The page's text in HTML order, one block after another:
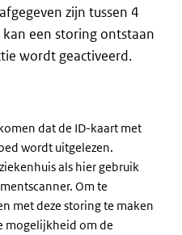
zijn tussen 4
een storing ontstaan
wordt geactiveerd.
dat de ID-kaart met
wordt uitgelezen.
als hier gebruik
Om te
met deze storing te maken
mogelijkheid om de